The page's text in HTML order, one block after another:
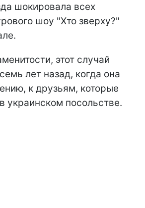
шокировала всех
шоу "Хто зверху?"
этот случай
лет назад, когда она
к друзьям, которые
украинском посольстве.